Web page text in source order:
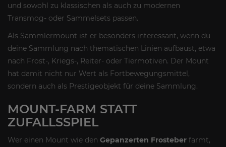
und sowohl zu klassischen als auch zu modernen
Transmog- oder Sammelsets passen.
Als Sammlermount ist er besonders interessant, wenn du
deine Sammlung nach thematischen Linien aufbaust, etwa
nach Frost-, Kriegs-, Reiter- oder Tiermotiven. Der Mount
hat damit nicht nur Wert als Fortbewegungsmittel,
sondern auch als Prestigeobjekt für deine Sammlung.
MOUNT-FARM STATT
ZUFALLSSPIEL
Wer einen Mount wie den Gepanzerten Frosteber farmt,